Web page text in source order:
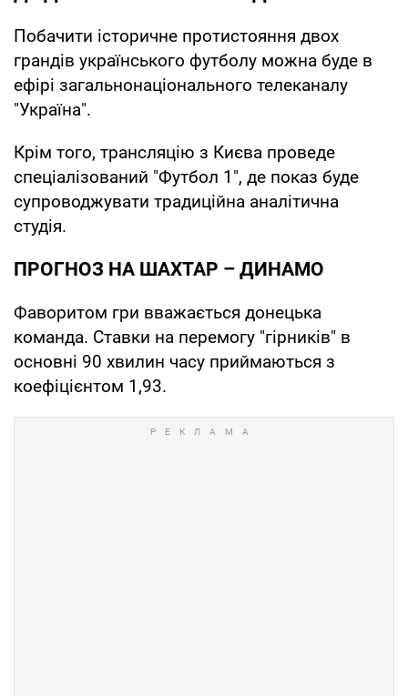
Побачити історичне протистояння двох
грандів українського футболу можна буде в
ефірі загальнонаціонального телеканалу
"Україна".
Крім того, трансляцію з Києва проведе
спеціалізований "Футбол 1", де показ буде
супроводжувати традиційна аналітична
студія.
ПРОГНОЗ НА ШАХТАР – ДИНАМО
Фаворитом гри вважається донецька
команда. Ставки на перемогу "гірників" в
основні 90 хвилин часу приймаються з
коефіцієнтом 1,93.